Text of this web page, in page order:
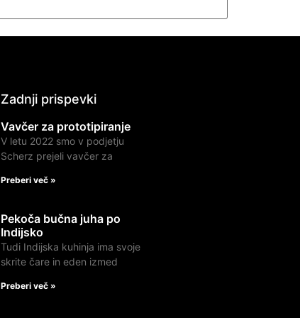
Zadnji prispevki
Vavčer za prototipiranje
V letu 2022 smo v podjetju
Scherz prejeli vavčer za
Preberi več »
Pekoča bučna juha po
Indijsko
Tudi Indijska kuhinja ima svoje
skrite čare in eden izmed
Preberi več »